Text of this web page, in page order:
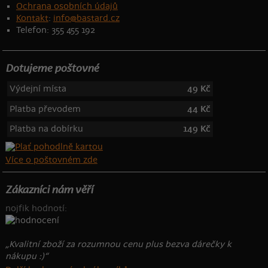
Ochrana osobních údajů
Kontakt: info@bastard.cz
Telefon: 355 455 192
Dotujeme poštovné
Výdejní místa
49 Kč
Platba převodem
44 Kč
Platba na dobírku
149 Kč
Více o poštovném zde
Zákazníci nám věří
nojfik hodnotí:
„Kvalitní zboží za rozumnou cenu plus bezva dárečky k
nákupu :)“